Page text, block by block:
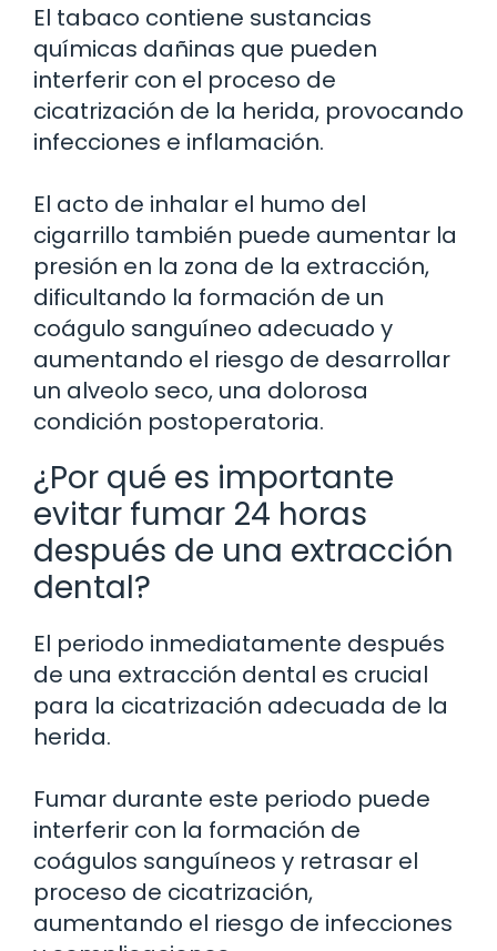
El tabaco contiene sustancias
químicas dañinas que pueden
interferir con el proceso de
cicatrización de la herida, provocando
infecciones e inflamación.
El acto de inhalar el humo del
cigarrillo también puede aumentar la
presión en la zona de la extracción,
dificultando la formación de un
coágulo sanguíneo adecuado y
aumentando el riesgo de desarrollar
un alveolo seco, una dolorosa
condición postoperatoria.
¿Por qué es importante
evitar fumar 24 horas
después de una extracción
dental?
El periodo inmediatamente después
de una extracción dental es crucial
para la cicatrización adecuada de la
herida.
Fumar durante este periodo puede
interferir con la formación de
coágulos sanguíneos y retrasar el
proceso de cicatrización,
aumentando el riesgo de infecciones